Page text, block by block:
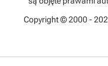
Copyright © 2000 -